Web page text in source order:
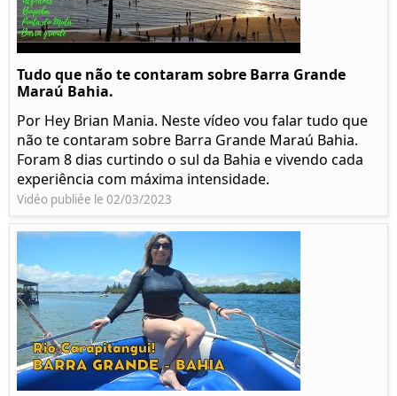
Tudo que não te contaram sobre Barra Grande
Maraú Bahia.
Por Hey Brian Mania. Neste vídeo vou falar tudo que
não te contaram sobre Barra Grande Maraú Bahia.
Foram 8 dias curtindo o sul da Bahia e vivendo cada
experiência com máxima intensidade.
Vidéo publiée le 02/03/2023